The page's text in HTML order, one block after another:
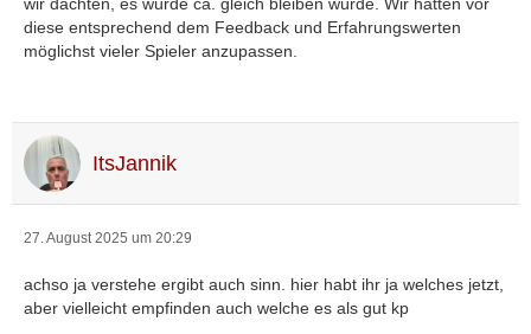
diese entsprechend dem Feedback und Erfahrungswerten
möglichst vieler Spieler anzupassen.
ItsJannik
27. August 2025 um 20:29
achso ja verstehe ergibt auch sinn. hier habt ihr ja welches jetzt,
aber vielleicht empfinden auch welche es als gut kp